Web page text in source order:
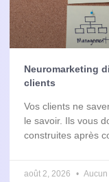
Neuromarketing
clients
Vos clients ne
le savoir. Ils vous
construites après
août 2, 2026